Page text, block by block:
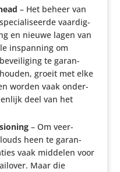
– Het beheer van
vaar­dig­
en nieuwe lagen van
inspan­ning om
te garan­
groeit met elke
worden vaak onder­
deel van het
– Om veer­
heen te garan­
vaak middelen voor
Maar die